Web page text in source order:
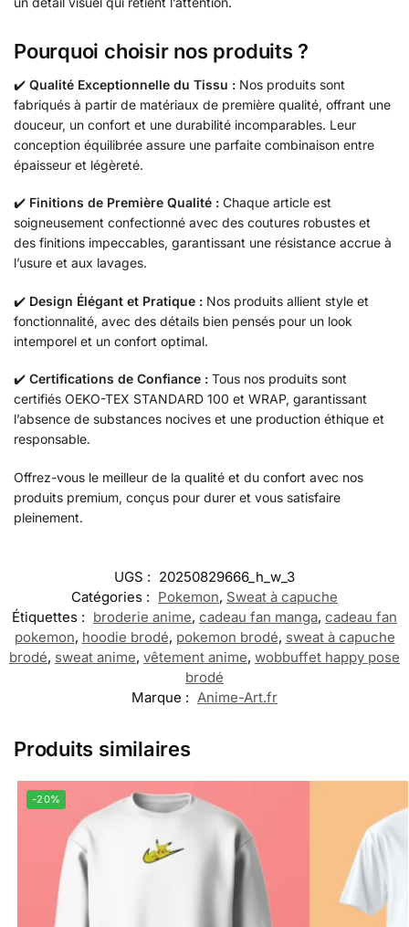
Pourquoi choisir nos produits ?
✔️ Qualité Exceptionnelle du Tissu : Nos produits sont
fabriqués à partir de matériaux de première qualité, offrant une
douceur, un confort et une durabilité incomparables. Leur
conception équilibrée assure une parfaite combinaison entre
épaisseur et légèreté.
✔️ Finitions de Première Qualité : Chaque article est
soigneusement confectionné avec des coutures robustes et
des finitions impeccables, garantissant une résistance accrue à
l’usure et aux lavages.
✔️ Design Élégant et Pratique : Nos produits allient style et
fonctionnalité, avec des détails bien pensés pour un look
intemporel et un confort optimal.
✔️ Certifications de Confiance : Tous nos produits sont
certifiés OEKO-TEX STANDARD 100 et WRAP, garantissant
l’absence de substances nocives et une production éthique et
responsable.
Offrez-vous le meilleur de la qualité et du confort avec nos
produits premium, conçus pour durer et vous satisfaire
pleinement.
UGS : 20250829666_h_w_3
Catégories : Pokemon, Sweat à capuche
Étiquettes : broderie anime, cadeau fan manga, cadeau fan
pokemon, hoodie brodé, pokemon brodé, sweat à capuche
brodé, sweat anime, vêtement anime, wobbuffet happy pose
brodé
Marque : Anime-Art.fr
Produits similaires
-20%